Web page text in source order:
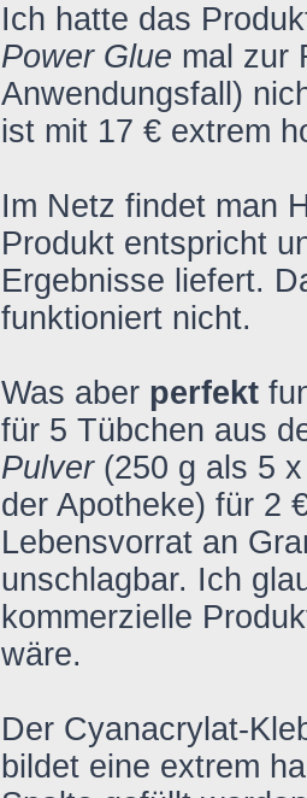
Ich hatte das
Power Glue mal zur
Anwendungsfall)
ist mit 17 € extrem
Im Netz findet man
Produkt entspricht
Ergebnisse liefert.
funktioniert nicht.
Was aber perfekt
für 5 Tübchen aus
Pulver(250 g als 5 x
der Apotheke) für 2
Lebensvorrat an
unschlagbar. Ich
kommerzielle
wäre.
Der Cyanacrylat-
bildet eine extrem